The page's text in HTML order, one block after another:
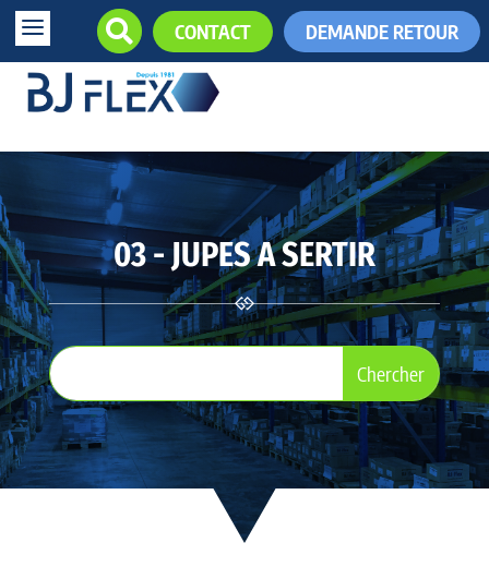
a  CONTACT DEMANDE RETOUR
03 - JUPES A SERTIR
